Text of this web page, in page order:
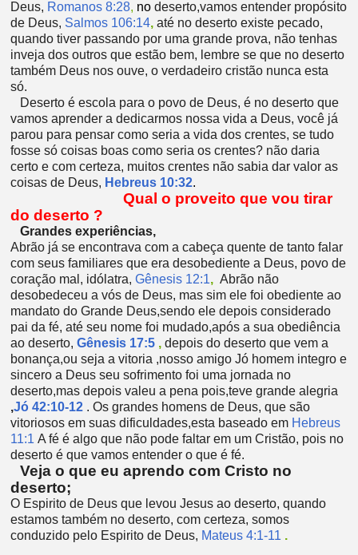
Deus, Romanos 8:28, nodeserto,vamos entender propósito
de Deus, Salmos 106:14, até no deserto existe pecado,
quando tiver passando por uma grande prova, não tenhas
inveja dos outros que estão bem, lembre se que no deserto
também Deus nos ouve, o verdadeiro cristão nunca esta
só.
Deserto é escola para o povo de Deus, é no deserto que
vamos aprender a dedicarmos nossa vida a Deus, você já
parou para pensar como seria a vida dos crentes, se tudo
fosse só coisas boas como seria os crentes? não daria
certo e com certeza, muitos crentes não sabia dar valor as
coisas de Deus, Hebreus 10:32.
Qual o proveito que vou tirar
do deserto ?
Grandes experiências,
Abrão já se encontrava com a cabeça quente de tanto falar
com seus familiares que era desobediente a Deus, povo de
coração mal, idólatra, Gênesis 12:1, Abrão não
desobedeceu a vós de Deus, mas sim ele foi obediente ao
mandato do Grande Deus,sendo ele depois considerado
pai da fé, até seu nome foi mudado,após a sua obediência
ao deserto,Gênesis 17:5 ,depois do deserto que vem a
bonança,ou seja a vitoria ,nosso amigo Jó homem integro e
sincero a Deus seu sofrimento foi uma jornada no
deserto,mas depois valeu a pena pois,teve grande alegria
,Jó 42:10-12 . Os grandes homens de Deus, que são
vitoriosos em suas dificuldades,esta baseado em Hebreus
11:1 A fé é algo que não pode faltar em um Cristão, pois no
deserto é que vamos entender o que é fé.
Veja o que eu aprendo com Cristo no
deserto;
O Espirito de Deus que levou Jesus ao deserto, quando
estamos também no deserto, com certeza, somos
conduzido pelo Espirito de Deus, Mateus 4:1-11 .